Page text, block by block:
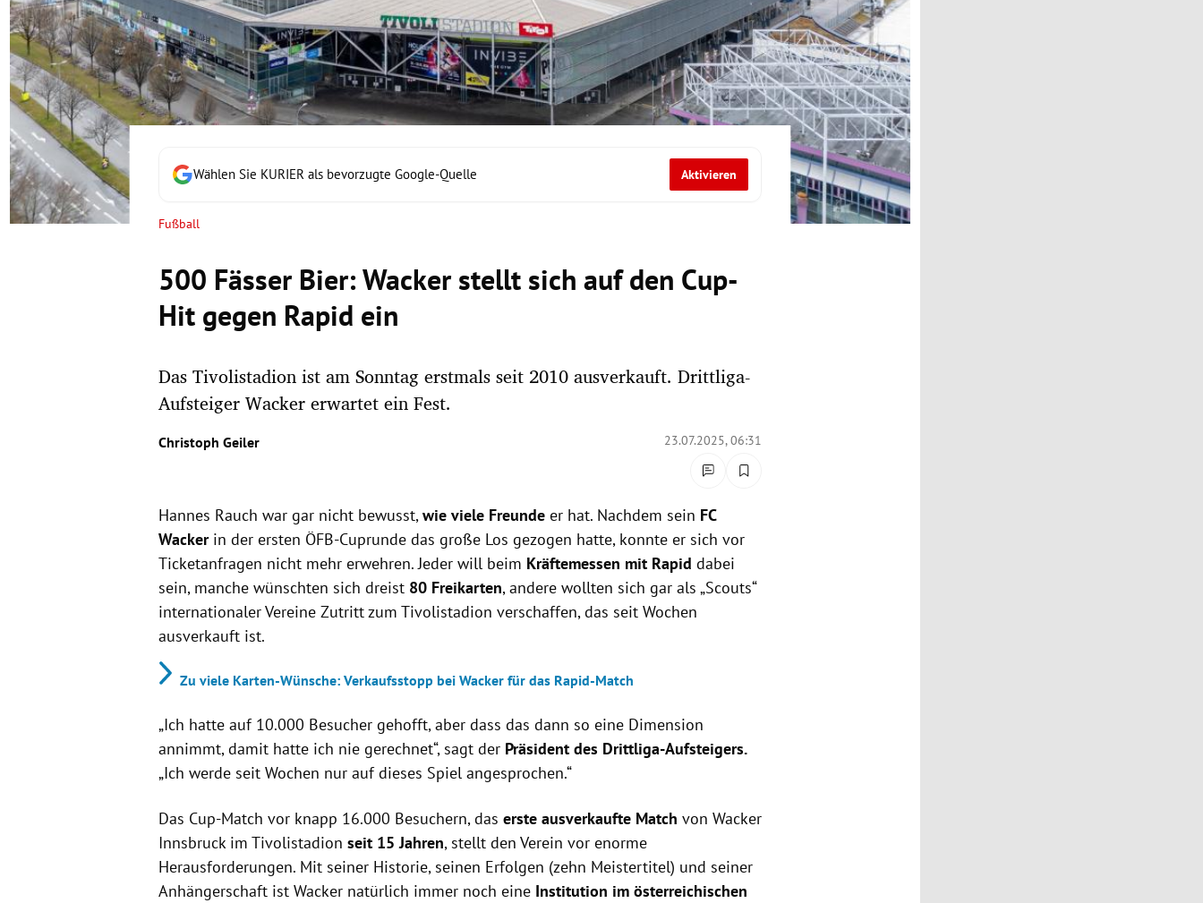
Untermenü
Untermenü
Untermenü
Untermenü
Untermenü
Wählen Sie KURIER als bevorzugte Google-Quelle Aktivieren
Fußball
500 Fässer Bier: Wacker stellt sich auf den Cup-
Hit gegen Rapid ein
Das Tivolistadion ist am Sonntag erstmals seit 2010 ausverkauft. Drittliga-
Aufsteiger Wacker erwartet ein Fest.
Christoph Geiler 23.07.2025, 06:31
Hannes Rauch war gar nicht bewusst,wie viele Freundeer hat. Nachdem sein FC
Wackerin der ersten ÖFB-Cuprunde das große Los gezogen hatte, konnte er sich vor
Ticketanfragen nicht mehr erwehren. Jeder will beim Kräftemessen mit Rapid dabei
sein, manche wünschten sich dreist80 Freikarten, andere wollten sich gar als „Scouts“
internationaler Vereine Zutritt zum Tivolistadion verschaffen, das seit Wochen
ausverkauft ist.
Zu viele Karten-Wünsche: Verkaufsstopp bei Wacker für das Rapid-Match
„Ich hatte auf 10.000 Besucher gehofft, aber dass das dann so eine Dimension
annimmt, damit hatte ich nie gerechnet“, sagt der Präsident des Drittliga-Aufsteigers.
„Ich werde seit Wochen nur auf dieses Spiel angesprochen.“
Das Cup-Match vor knapp 16.000 Besuchern, das erste ausverkaufte Match von Wacker
Innsbruck im Tivolistadion seit 15 Jahren, stellt den Verein vor enorme
Herausforderungen. Mit seiner Historie, seinen Erfolgen (zehn Meistertitel) und seiner
Anhängerschaft ist Wacker natürlich immer noch eine Institution im österreichischen